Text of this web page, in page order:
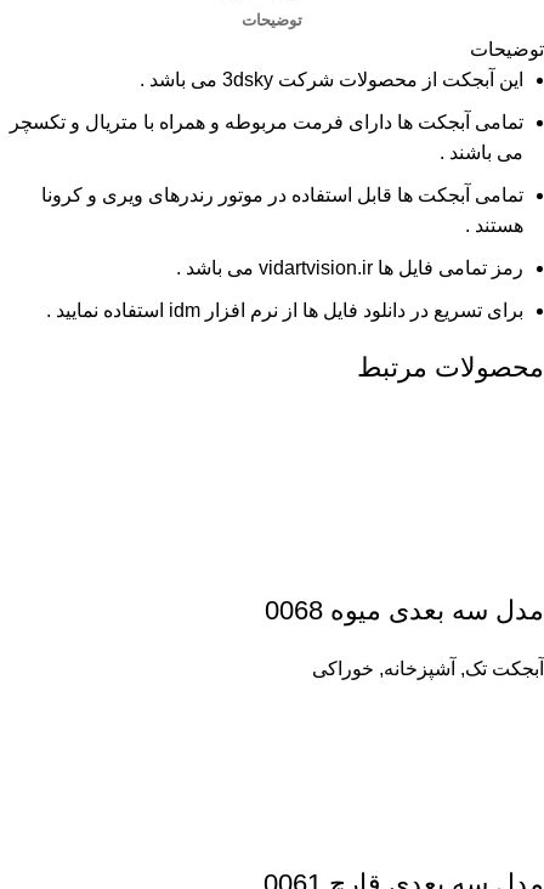
توضیحات
توضیحات
این آبجکت از محصولات شرکت 3dsky می باشد .
تمامی آبجکت ها دارای فرمت مربوطه و همراه با متریال و تکسچر
می باشند .
تمامی آبجکت ها قابل استفاده در موتور رندرهای ویری و کرونا
هستند .
رمز تمامی فایل ها vidartvision.ir می باشد .
برای تسریع در دانلود فایل ها از نرم افزار idm استفاده نمایید .
محصولات مرتبط
مدل سه بعدی میوه 0068
آبجکت تک, آشپزخانه, خوراکی